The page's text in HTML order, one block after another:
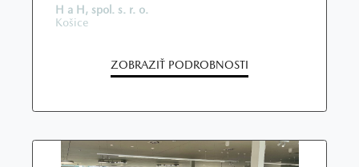
H a H, spol. s. r. o.
Košice
ZOBRAZIŤ PODROBNOSTI